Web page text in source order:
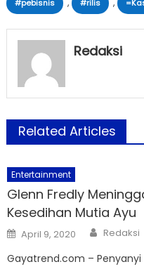
#pebisnis #rilis
Redaksi
Related Articles
Entertainment
Glenn Fredly
Kesedihan Mutia Ayu
Posted
on
April 9, 2020 Author
Redaksi
Gayatrend.com – Penyanyi